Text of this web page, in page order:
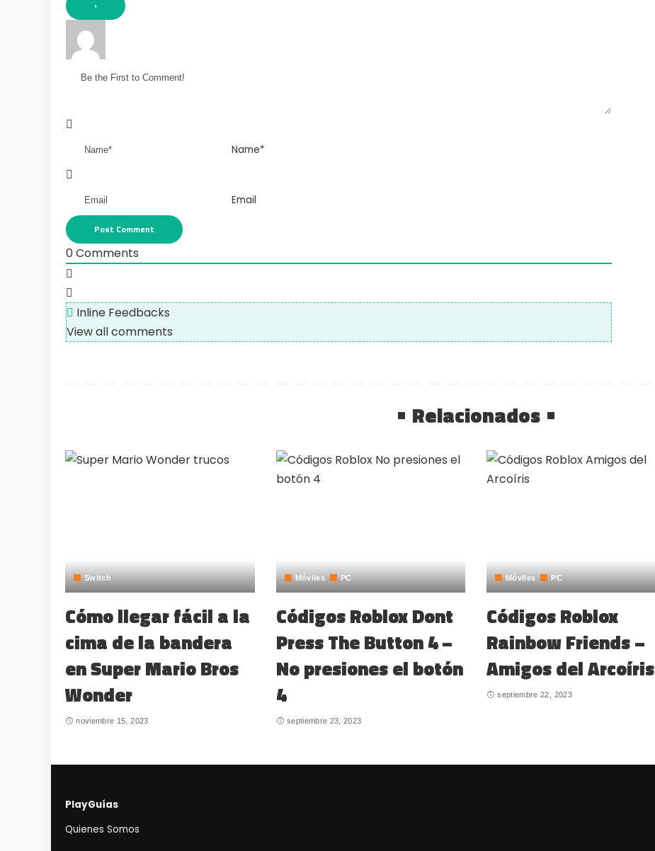
Name*
Email
0Comments
Inline Feedbacks
View all comments
Relacionados
Switch
Cómo llegar fácil a la
cima de la bandera
en Super Mario Bros
Wonder
noviembre 15, 2023
Móviles PC
Códigos Roblox Dont
Press The Button 4 –
No presiones el botón
4
septiembre 23, 2023
Móviles PC
Códigos Roblox
Rainbow Friends –
Amigos del Arcoíris
septiembre 22, 2023
PlayGuías
Quienes Somos